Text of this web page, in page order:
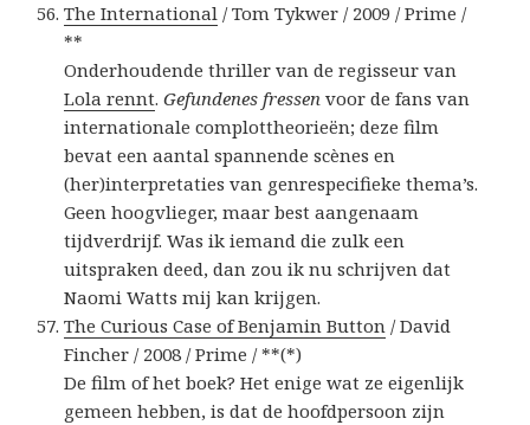
The International / Tom Tykwer / 2009 / Prime /
**
Onderhoudende thriller van de regisseur van
Lola rennt.Gefundenes fressen voor de fans van
internationale complottheorieën; deze film
bevat een aantal spannende scènes en
(her)interpretaties van genrespecifieke thema’s.
Geen hoogvlieger, maar best aangenaam
tijdverdrijf. Was ik iemand die zulk een
uitspraken deed, dan zou ik nu schrijven dat
Naomi Watts mij kan krijgen.
The Curious Case of Benjamin Button / David
Fincher / 2008 / Prime / **(*)
De film of het boek? Het enige wat ze eigenlijk
gemeen hebben, is dat de hoofdpersoon zijn